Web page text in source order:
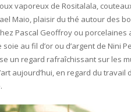
vaporeux de Rositalala,
Maio, plaisir du thé autour des
Pascal Geoffroy ou porcelaines
au fil d’or ou d’argent de Nini
un regard rafraîchissant sur les
aujourd’hui, en regard du travail